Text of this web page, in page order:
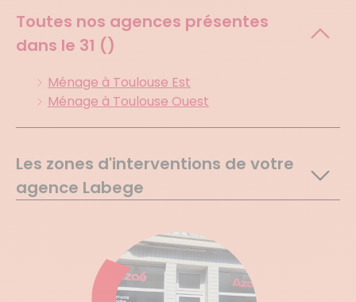
Toutes nos agences présentes
dans le 31 ()
Ménage à Toulouse Est
Ménage à Toulouse Ouest
Les zones d'interventions de votre
agence Labege
Quint Fonsegrives
Dremil Lafage